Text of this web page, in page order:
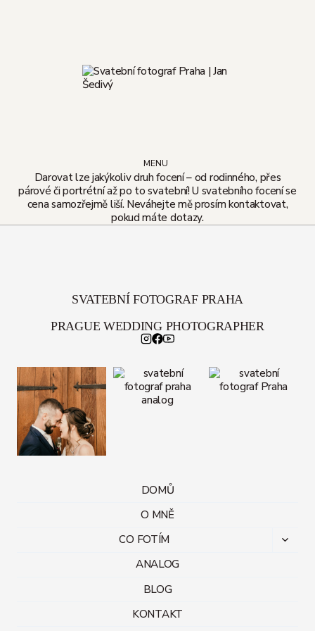
MENU
Darovat lze jakýkoliv druh focení – od rodinného, přes
párové či portrétní až po to svatební! U svatebního focení se
cena samozřejmě liší. Neváhejte mě prosím kontaktovat,
pokud máte dotazy.
SVATEBNÍ FOTOGRAF PRAHA
PRAGUE WEDDING PHOTOGRAPHER
DOMŮ
O MNĚ
CO FOTÍM
Toggle
ANALOG
BLOG
KONTAKT